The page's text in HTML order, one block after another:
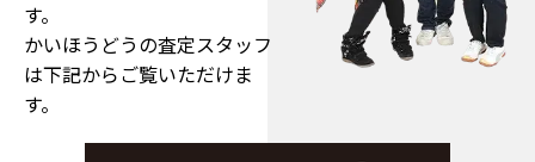
す。
かいほうどうの査定スタッフ
は下記からご覧いただけま
す。